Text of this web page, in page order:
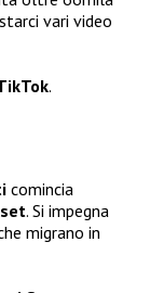
vari video
.
comincia
. Si impegna
migrano in